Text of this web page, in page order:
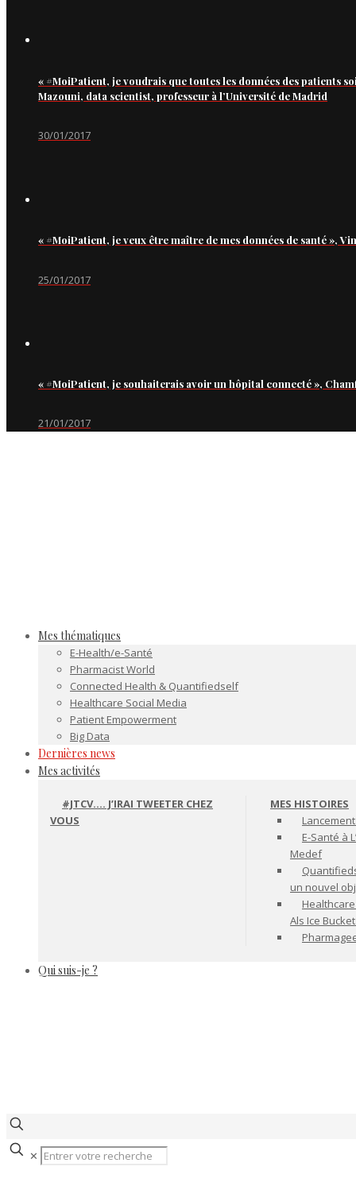
« #MoiPatient, je voudrais que toutes les données des patients
Mazouni, data scientist, professeur à l’Université de Madrid
30/01/2017
« #MoiPatient, je veux être maître de mes données de santé »,
25/01/2017
« #MoiPatient, je souhaiterais avoir un hôpital connecté »,
21/01/2017
Mes thématiques
E-Health/e-Santé
Pharmacist World
Connected Health & Quantifiedself
Healthcare Social Media
Patient Empowerment
Big Data
Dernières news
Mes activités
#JTCV…. J’IRAI TWEETER CHEZ
VOUS
MES HISTOIRES
E-Santé à
Medef
un nouvel
Als Ice
Qui suis-je ?
✕